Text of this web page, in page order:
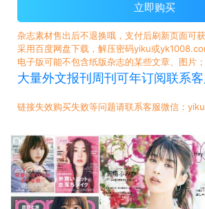
立即购买
杂志素材售出后不退换哦，支付后刷新页面可
采用百度网盘下载，解压密码yiku或
电子版可能不包含纸版杂志的某些文章、图片
大量外文报刊周刊可年订阅联系客
链接失效购买失败等问题请联系客服微信：